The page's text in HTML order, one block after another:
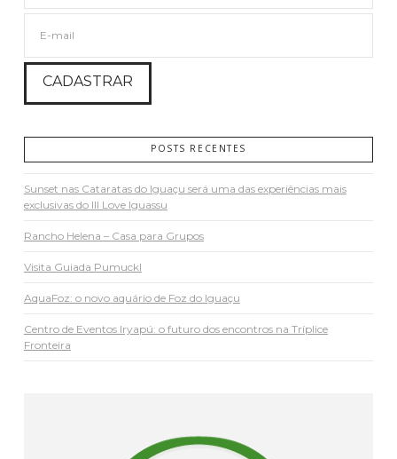
POSTS RECENTES
Sunset nas Cataratas do Iguaçu será uma das experiências mais
exclusivas do III Love Iguassu
Rancho Helena – Casa para Grupos
Visita Guiada Pumuckl
AquaFoz: o novo aquário de Foz do Iguaçu
Centro de Eventos Iryapú: o futuro dos encontros na Tríplice
Fronteira